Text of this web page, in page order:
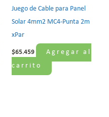
Juego de Cable para Panel
Solar 4mm2 MC4-Punta 2m
xPar
$65.459
Agregar al
carrito